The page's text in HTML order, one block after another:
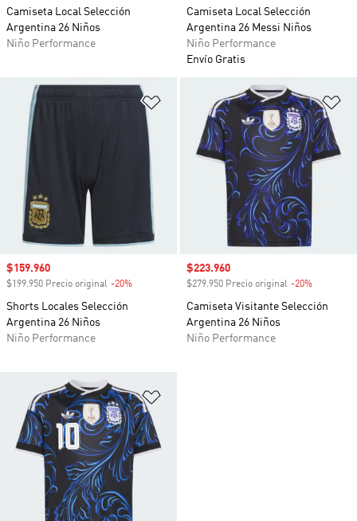
Camiseta Local Selección
Argentina 26 Niños
Niño Performance
Camiseta Local Selección
Argentina 26 Messi Niños
Niño Performance
Envío Gratis
Añadir a la lista de deseos
Precio de venta
$159.960
$199.950 Precio original -20%
Shorts Locales Selección
Argentina 26 Niños
Niño Performance
Precio de venta
$223.960
$279.950 Precio original -20%
Camiseta Visitante Selección
Argentina 26 Niños
Niño Performance